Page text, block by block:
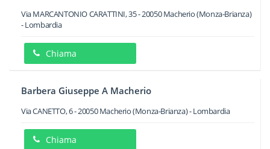
Via MARCANTONIO CARATTINI, 35-20050 Macherio(Monza-Brianza)
-Lombardia
Chiama
Barbera Giuseppe A Macherio
Via CANETTO, 6-20050 Macherio(Monza-Brianza) -Lombardia
Chiama